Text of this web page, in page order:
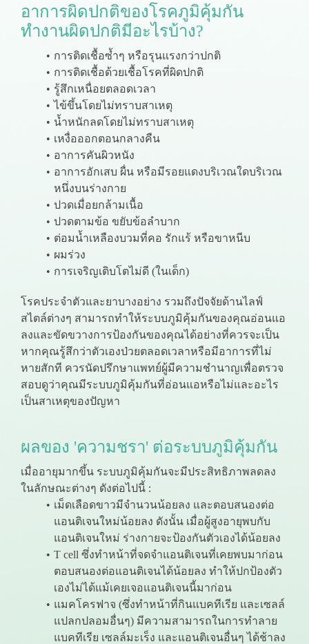
อาการผิดปกติของโรคภูมิคุ้มกัน
ทำงานผิดปกติมีอะไรบ้าง?
การติดเชื้อซ้ำๆ หรือรุนแรงกว่าปกติ
การติดเชื้อด้วยเชื้อโรคที่ผิดปกติ
รู้สึกเหนื่อยตลอดเวลา
ไข้ขึ้นโดยไม่ทราบสาเหตุ
น้ำหนักลดโดยไม่ทราบสาเหตุ
เหงื่อออกตอนกลางคืน
อาการคันผิวหนัง
อาการอักเสบ ผื่น หรือมีรอยแดงบริเวณใดบริเวณ
หนึ่งบนร่างกาย
ปวดเมื่อยกล้ามเนื้อ
ปวดตามข้อ ขยับข้อลำบาก
ต่อมน้ำเหลืองบวมที่คอ รักแร้ หรือขาหนีบ
ผมร่วง
การเจริญเติบโตไม่ดี (ในเด็ก)
โรคประจำตัวและยาบางอย่าง รวมถึงปัจจัยด้านไลฟ์
สไตล์ต่างๆ สามารถทำให้ระบบภูมิคุ้มกันของคุณอ่อนแอ
ลงและขัดขวางการป้องกันของคุณได้อย่างที่ควรจะเป็น
หากคุณรู้สึกว่าตัวเองป่วยตลอดเวลาหรือมีอาการที่ไม่
หายสักที ควรนัดปรึกษาแพทย์ผู้มีความชำนาญเพื่อตรวจ
สอบดูว่าคุณมีระบบภูมิคุ้มกันที่อ่อนแอหรือไม่และอะไร
เป็นสาเหตุของปัญหา
ผลของ 'ความชรา' ต่อระบบภูมิคุ้มกัน
เมื่ออายุมากขึ้น ระบบภูมิคุ้มกันจะมีประสิทธิภาพลดลง
ในลักษณะต่างๆ ดังต่อไปนี้ :
เม็ดเลือดขาวมีจำนวนน้อยลง และตอบสนองต่อ
แอนติเจนใหม่น้อยลง ดังนั้น เมื่อผู้สูงอายุพบกับ
แอนติเจนใหม่ ร่างกายจะป้องกันตัวเองได้น้อยลง
T cell ซึ่งทำหน้าที่จดจำแอนติเจนที่เคยพบมาก่อน
ตอบสนองต่อแอนติเจนได้น้อยลง ทำให้ปกป้องตัว
เองไม่ได้แม้เคยเจอแอนติเจนนี้มาก่อน
แมคโครฟาจ (ซึ่งทำหน้าที่กินแบคทีเรีย และเซลล์
แปลกปลอมอื่นๆ) มีความสามารถในการทำลาย
แบคทีเรีย เซลล์มะเร็ง และแอนติเจนอื่นๆ ได้ช้าลง